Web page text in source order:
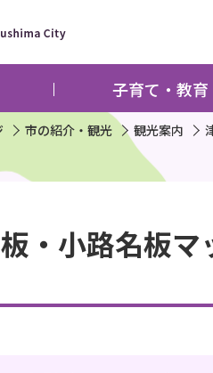
子育て・教育
市の紹介・観光 観光案内
・小路名板マ